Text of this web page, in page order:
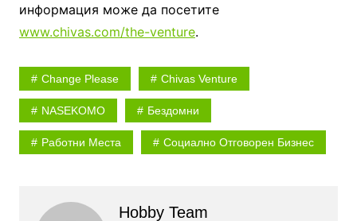
информация може да посетите
www.chivas.com/the-venture.
Change Please Chivas Venture
NASEKOMO Бездомни
Работни Места Социално Отговорен Бизнес
Hobby Team